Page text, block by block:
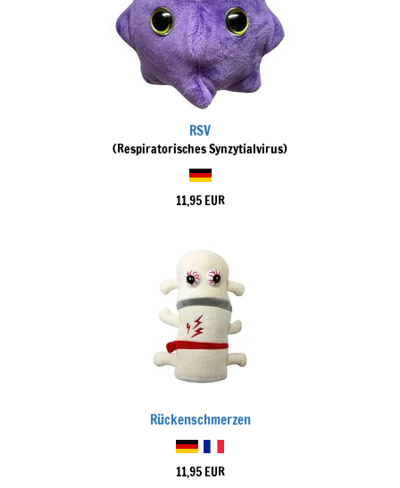
RSV
(Respiratorisches Synzytialvirus)
11,95 EUR
Rückenschmerzen
11,95 EUR